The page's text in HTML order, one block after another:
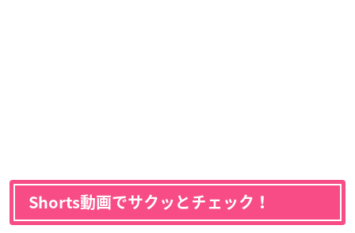
Shorts動画でサクッとチェック！